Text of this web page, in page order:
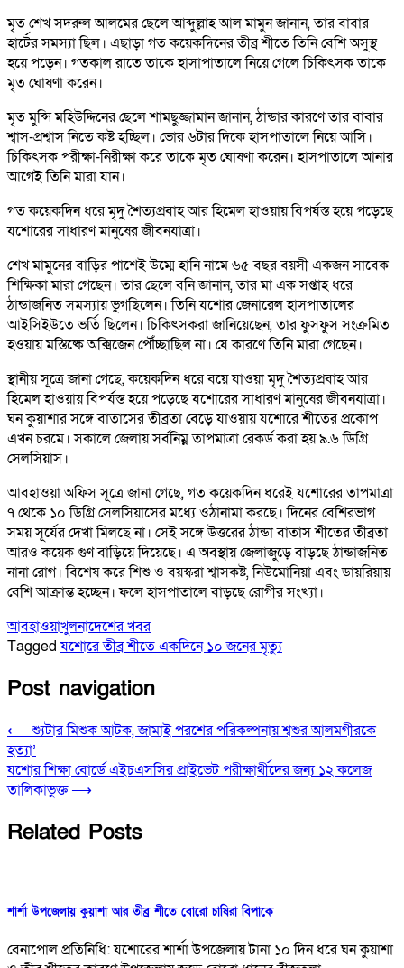
মৃত শেখ সদরুল আলমের ছেলে আব্দুল্লাহ আল মামুন জানান, তার বাবার
হার্টের সমস্যা ছিল। এছাড়া গত কয়েকদিনের তীব্র শীতে তিনি বেশি অসুস্থ
হয়ে পড়েন। গতকাল রাতে তাকে হাসাপাতালে নিয়ে গেলে চিকিৎসক তাকে
মৃত ঘোষণা করেন।
মৃত মুন্সি মহিউদ্দিনের ছেলে শামছুজ্জামান জানান, ঠান্ডার কারণে তার বাবার
শ্বাস-প্রশ্বাস নিতে কষ্ট হচ্ছিল। ভোর ৬টার দিকে হাসপাতালে নিয়ে আসি।
চিকিৎসক পরীক্ষা-নিরীক্ষা করে তাকে মৃত ঘোষণা করেন। হাসপাতালে আনার
আগেই তিনি মারা যান।
গত কয়েকদিন ধরে মৃদু শৈত্যপ্রবাহ আর হিমেল হাওয়ায় বিপর্যস্ত হয়ে পড়েছে
যশোরের সাধারণ মানুষের জীবনযাত্রা।
শেখ মামুনের বাড়ির পাশেই উম্মে হানি নামে ৬৫ বছর বয়সী একজন সাবেক
শিক্ষিকা মারা গেছেন। তার ছেলে বনি জানান, তার মা এক সপ্তাহ ধরে
ঠান্ডাজনিত সমস্যায় ভুগছিলেন। তিনি যশোর জেনারেল হাসপাতালের
আইসিইউতে ভর্তি ছিলেন। চিকিৎসকরা জানিয়েছেন, তার ফুসফুস সংক্রমিত
হওয়ায় মস্তিষ্কে অক্সিজেন পৌঁচ্ছাছিল না। যে কারণে তিনি মারা গেছেন।
স্থানীয় সূত্রে জানা গেছে, কয়েকদিন ধরে বয়ে যাওয়া মৃদু শৈত্যপ্রবাহ আর
হিমেল হাওয়ায় বিপর্যস্ত হয়ে পড়েছে যশোরের সাধারণ মানুষের জীবনযাত্রা।
ঘন কুয়াশার সঙ্গে বাতাসের তীব্রতা বেড়ে যাওয়ায় যশোরে শীতের প্রকোপ
এখন চরমে। সকালে জেলায় সর্বনিম্ন তাপমাত্রা রেকর্ড করা হয় ৯.৬ ডিগ্রি
সেলসিয়াস।
আবহাওয়া অফিস সূত্রে জানা গেছে, গত কয়েকদিন ধরেই যশোরের তাপমাত্রা
৭ থেকে ১০ ডিগ্রি সেলসিয়াসের মধ্যে ওঠানামা করছে। দিনের বেশিরভাগ
সময় সূর্যের দেখা মিলছে না। সেই সঙ্গে উত্তরের ঠান্ডা বাতাস শীতের তীব্রতা
আরও কয়েক গুণ বাড়িয়ে দিয়েছে। এ অবস্থায় জেলাজুড়ে বাড়ছে ঠান্ডাজনিত
নানা রোগ। বিশেষ করে শিশু ও বয়স্করা শ্বাসকষ্ট, নিউমোনিয়া এবং ডায়রিয়ায়
বেশি আক্রান্ত হচ্ছেন। ফলে হাসপাতালে বাড়ছে রোগীর সংখ্যা।
আবহাওয়াখুলনাদেশের খবর
Taggedযশোরে তীব্র শীতে একদিনে ১০ জনের মৃত্যু
Post navigation
⟵ শ্যুটার মিশুক আটক, জামাই পরশের পরিকল্পনায় শ্বশুর আলমগীরকে
হত্যা’
যশোর শিক্ষা বোর্ডে এইচএসসির প্রাইভেট পরীক্ষার্থীদের জন্য ১২ কলেজ
তালিকাভুক্ত ⟶
Related Posts
শার্শা উপজেলায় কুয়াশা আর তীব্র শীতে বোরো চাষিরা বিপাকে
বেনাপোল প্রতিনিধি: যশোরের শার্শা উপজেলায় টানা ১০ দিন ধরে ঘন কুয়াশা